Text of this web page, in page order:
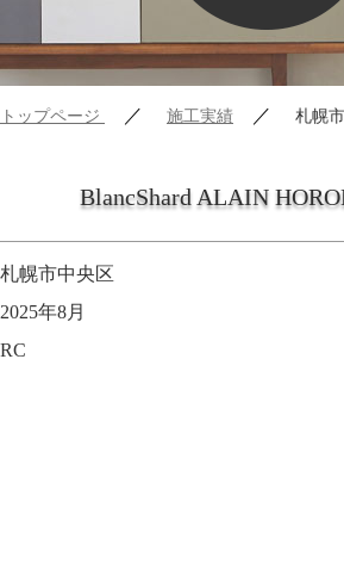
トップページ ／ 施工実績 ／ 札幌
BlancShard ALAIN
札幌市中央区
2025年8月
RC